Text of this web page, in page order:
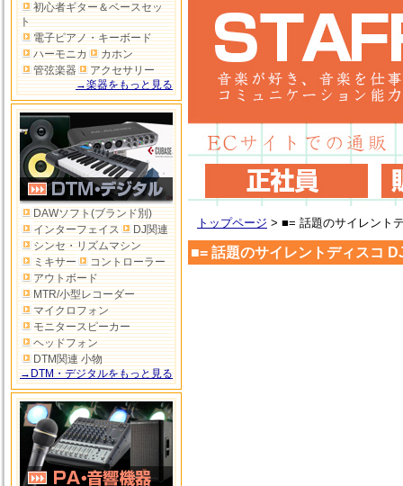
初心者ギター＆ベースセッ
ト
電子ピアノ・キーボード
ハーモニカ
カホン
管弦楽器
アクセサリー
→楽器をもっと見る
DAWソフト(ブランド別)
インターフェイス
DJ関連
シンセ・リズムマシン
ミキサー
コントローラー
アウトボード
MTR/小型レコーダー
マイクロフォン
モニタースピーカー
ヘッドフォン
DTM関連 小物
→DTM・デジタルをもっと見る
トップページ > ■= 話題のサイレント
■= 話題のサイレントディスコ